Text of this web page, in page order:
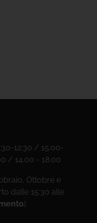
12:30 / 15:00-
/ 14.00 - 18.00
Ottobre e
dalle 15:30 alle
).